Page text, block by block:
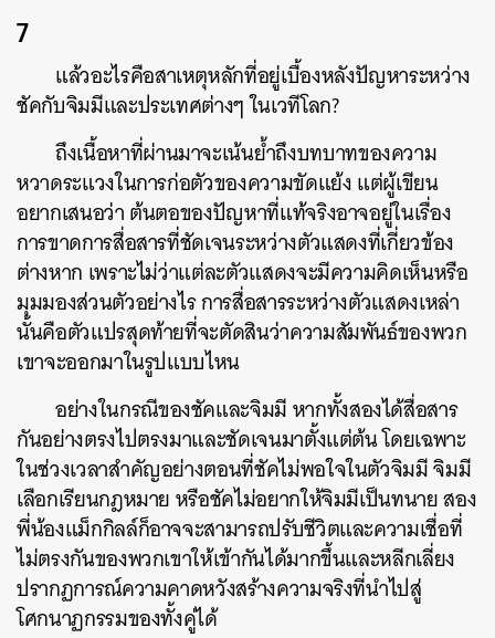
7
แล้วอะไรคือสาเหตุหลักที่อยู่เบื้องหลังปัญหาระหว่าง
ชัคกับจิมมีและประเทศต่างๆ ในเวทีโลก?
ถึงเนื้อหาที่ผ่านมาจะเน้นย้ำถึงบทบาทของความ
หวาดระแวงในการก่อตัวของความขัดแย้ง แต่ผู้เขียน
อยากเสนอว่า ต้นตอของปัญหาที่แท้จริงอาจอยู่ในเรื่อง
การขาดการสื่อสารที่ชัดเจนระหว่างตัวแสดงที่เกี่ยวข้อง
ต่างหาก เพราะไม่ว่าแต่ละตัวแสดงจะมีความคิดเห็นหรือ
มุมมองส่วนตัวอย่างไร การสื่อสารระหว่างตัวแสดงเหล่า
นั้นคือตัวแปรสุดท้ายที่จะตัดสินว่าความสัมพันธ์ของพวก
เขาจะออกมาในรูปแบบไหน
อย่างในกรณีของชัคและจิมมี หากทั้งสองได้สื่อสาร
กันอย่างตรงไปตรงมาและชัดเจนมาตั้งแต่ต้น โดยเฉพาะ
ในช่วงเวลาสำคัญอย่างตอนที่ชัคไม่พอใจในตัวจิมมี จิมมี
เลือกเรียนกฎหมาย หรือชัคไม่อยากให้จิมมีเป็นทนาย สอง
พี่น้องแม็กกิลล์ก็อาจจะสามารถปรับชีวิตและความเชื่อที่
ไม่ตรงกันของพวกเขาให้เข้ากันได้มากขึ้นและหลีกเลี่ยง
ปรากฏการณ์ความคาดหวังสร้างความจริงที่นำไปสู่
โศกนาฏกรรมของทั้งคู่ได้